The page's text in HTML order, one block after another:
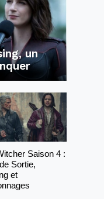
un
Saison 4 :
Sortie,
et